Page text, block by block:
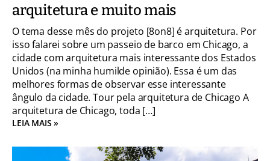
arquitetura e muito mais
O tema desse mês do projeto [8on8] é arquitetura. Por
isso falarei sobre um passeio de barco em Chicago, a
cidade com arquitetura mais interessante dos Estados
Unidos (na minha humilde opinião). Essa é um das
melhores formas de observar esse interessante
ângulo da cidade. Tour pela arquitetura de Chicago A
arquitetura de Chicago, toda […]
LEIA MAIS »